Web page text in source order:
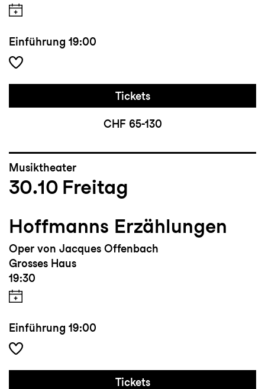
Einführung 19:00
Tickets
CHF 65-130
Musiktheater
30.10 Freitag
Hoffmanns Erzählungen
Oper von Jacques Offenbach
Grosses Haus
19:30
Einführung 19:00
Tickets